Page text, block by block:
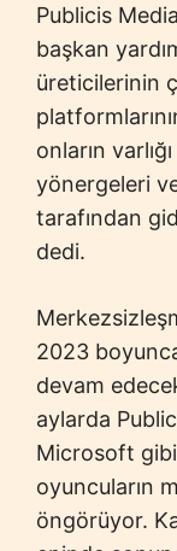
Publicis
başkan
üreticilerinin
onların
yönergeleri
tarafından
dedi.
2023
devam
aylarda
Microsoft
oyuncuların
öngörüyor.